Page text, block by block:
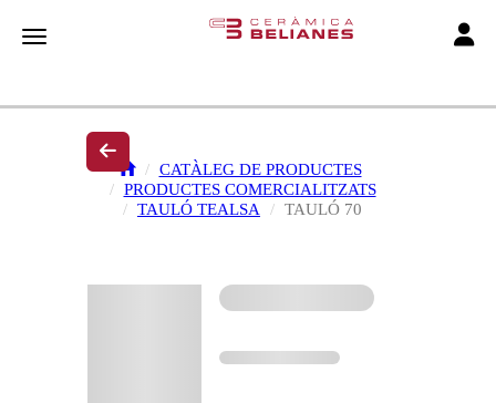
Toggle navigation
CATÀLEG DE PRODUCTES
PRODUCTES COMERCIALITZATS
TAULÓ TEALSA
TAULÓ 70